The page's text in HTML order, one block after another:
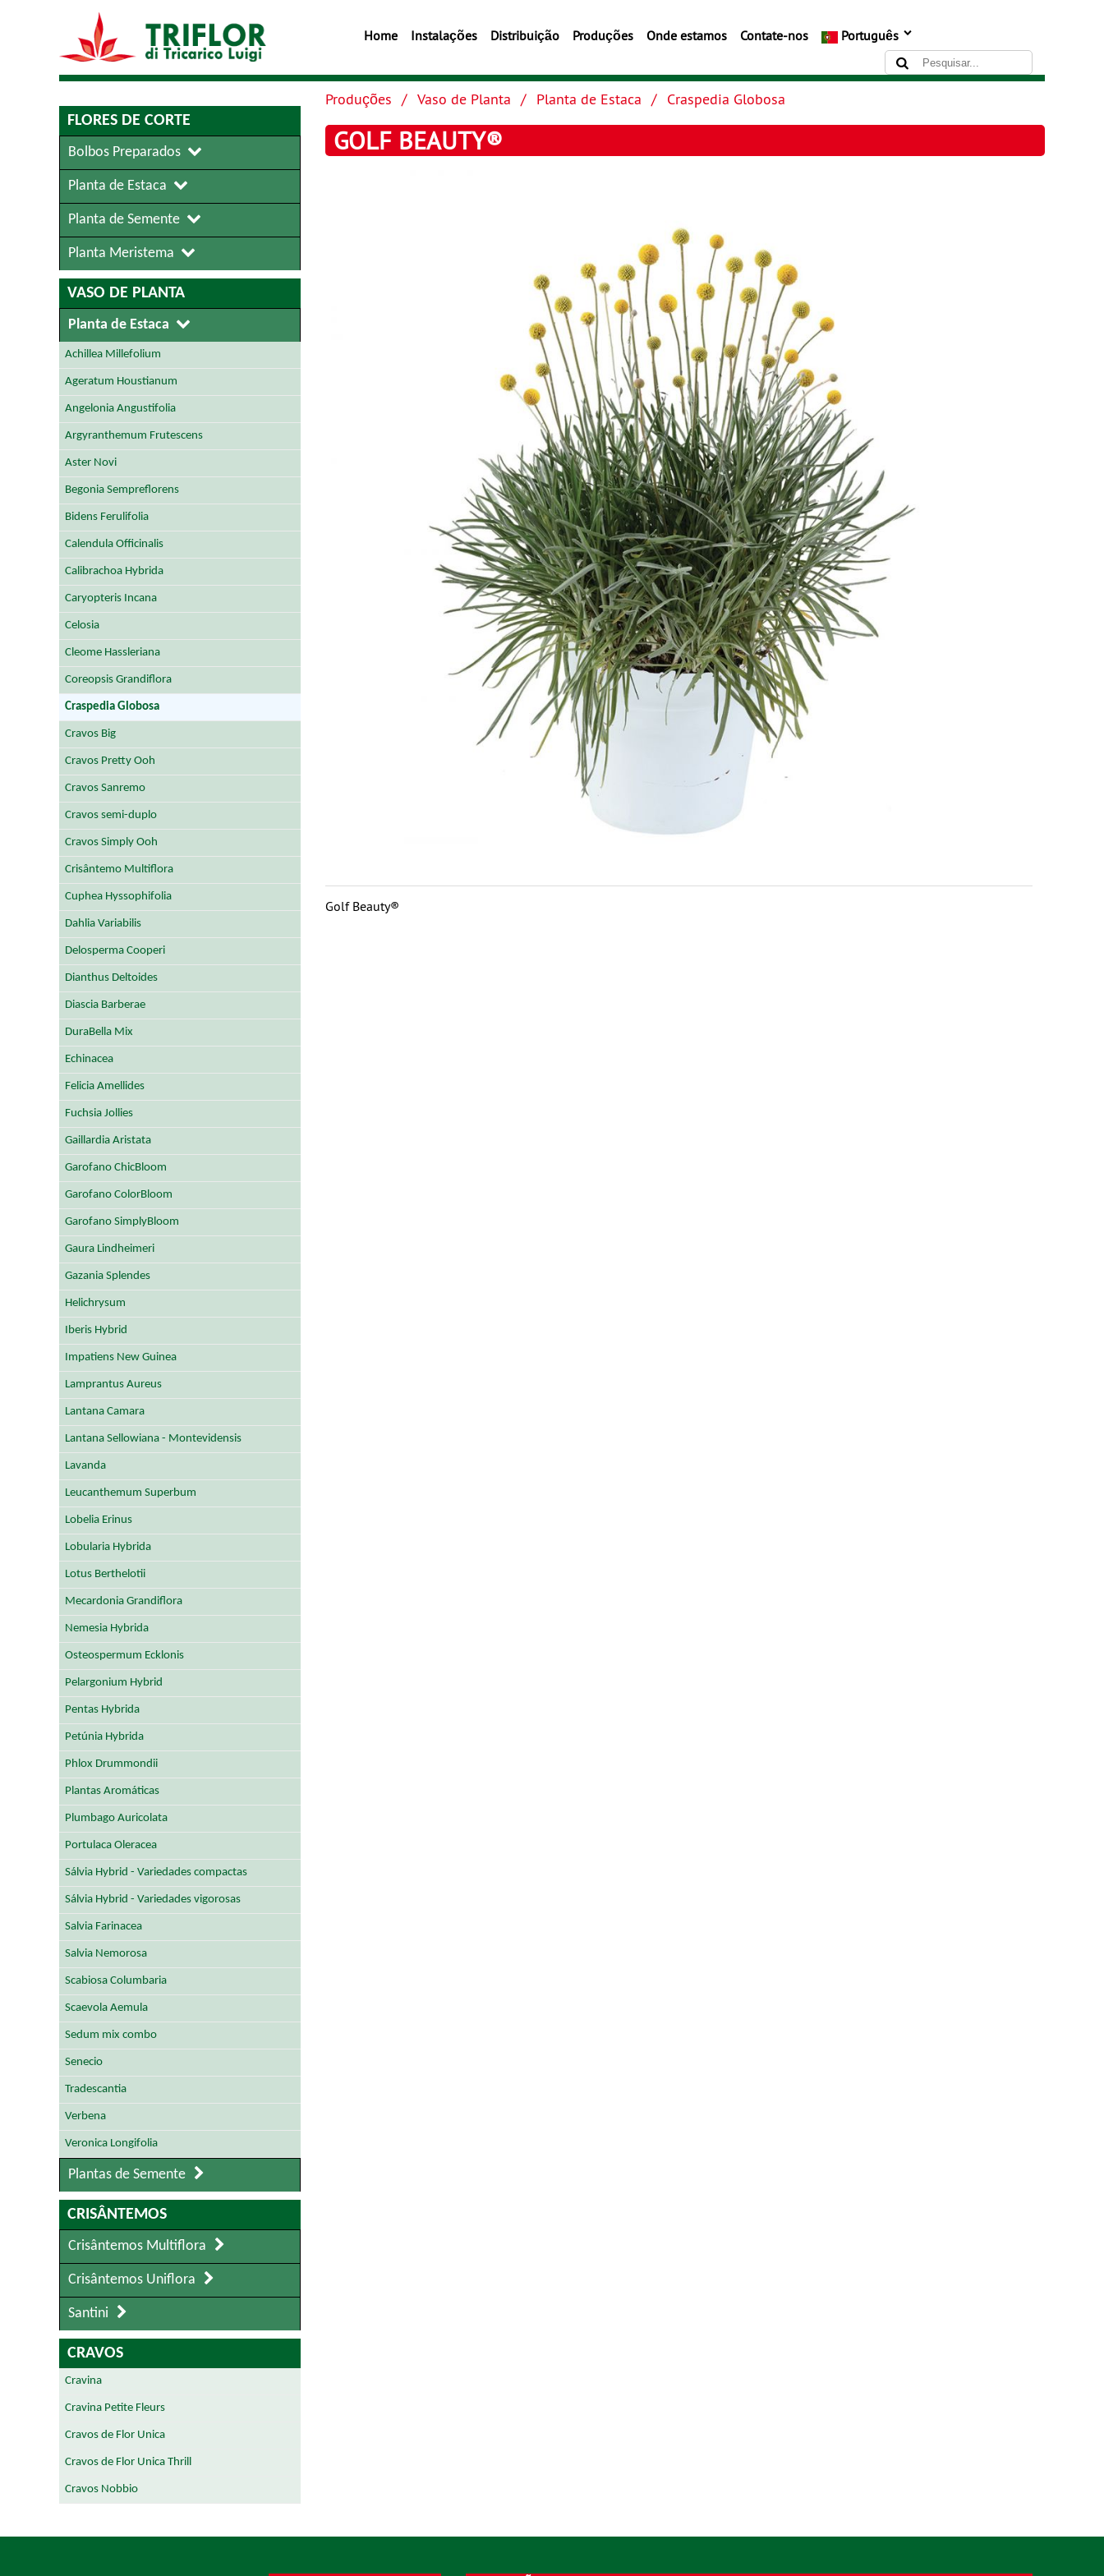
Home Instalações Distribuição Produções Onde estamos Contate-nos Português
Produções Vaso de Planta Planta de Estaca Craspedia Globosa
GOLF BEAUTY®
Golf Beauty®
FLORES DE CORTE
Bolbos Preparados
Planta de Estaca
Planta de Semente
Planta Meristema
VASO DE PLANTA
Planta de Estaca
Achillea Millefolium
Ageratum Houstianum
Angelonia Angustifolia
Argyranthemum Frutescens
Aster Novi
Begonia Sempreflorens
Bidens Ferulifolia
Calendula Officinalis
Calibrachoa Hybrida
Caryopteris Incana
Celosia
Cleome Hassleriana
Coreopsis Grandiflora
Craspedia Globosa
Cravos Big
Cravos Pretty Ooh
Cravos Sanremo
Cravos semi-duplo
Cravos Simply Ooh
Crisântemo Multiflora
Cuphea Hyssophifolia
Dahlia Variabilis
Delosperma Cooperi
Dianthus Deltoides
Diascia Barberae
DuraBella Mix
Echinacea
Felicia Amellides
Fuchsia Jollies
Gaillardia Aristata
Garofano ChicBloom
Garofano ColorBloom
Garofano SimplyBloom
Gaura Lindheimeri
Gazania Splendes
Helichrysum
Iberis Hybrid
Impatiens New Guinea
Lamprantus Aureus
Lantana Camara
Lantana Sellowiana - Montevidensis
Lavanda
Leucanthemum Superbum
Lobelia Erinus
Lobularia Hybrida
Lotus Berthelotii
Mecardonia Grandiflora
Nemesia Hybrida
Osteospermum Ecklonis
Pelargonium Hybrid
Pentas Hybrida
Petúnia Hybrida
Phlox Drummondii
Plantas Aromáticas
Plumbago Auricolata
Portulaca Oleracea
Sálvia Hybrid - Variedades compactas
Sálvia Hybrid - Variedades vigorosas
Salvia Farinacea
Salvia Nemorosa
Scabiosa Columbaria
Scaevola Aemula
Sedum mix combo
Senecio
Tradescantia
Verbena
Veronica Longifolia
Plantas de Semente
CRISÂNTEMOS
Crisântemos Multiflora
Crisântemos Uniflora
Santini
CRAVOS
Cravina
Cravina Petite Fleurs
Cravos de Flor Unica
Cravos de Flor Unica Thrill
Cravos Nobbio